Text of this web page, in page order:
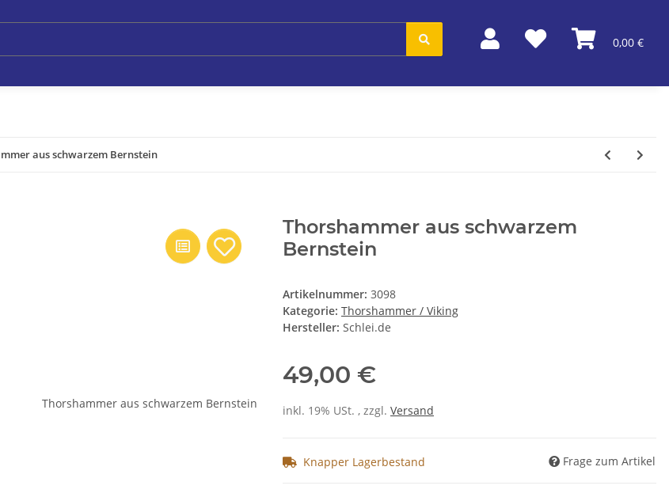
0,00 €
aus schwarzem Bernstein
Thorshammer aus schwarzem
Bernstein
Artikelnummer: 3098
Kategorie: Thorshammer / Viking
Hersteller: Schlei.de
49,00 €
inkl. 19% USt. , zzgl. Versand
Knapper Lagerbestand Frage zum Artikel